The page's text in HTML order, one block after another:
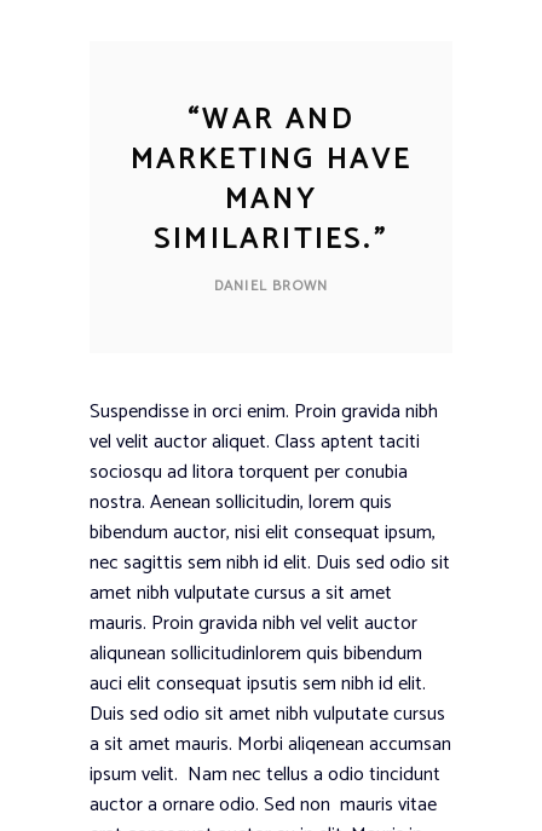
“WAR AND
MARKETING HAVE
MANY
SIMILARITIES.”
DANIEL BROWN
Suspendisse in orci enim. Proin gravida nibh
vel velit auctor aliquet. Class aptent taciti
sociosqu ad litora torquent per conubia
nostra. Aenean sollicitudin, lorem quis
bibendum auctor, nisi elit consequat ipsum,
nec sagittis sem nibh id elit. Duis sed odio sit
amet nibh vulputate cursus a sit amet
mauris. Proin gravida nibh vel velit auctor
aliqunean sollicitudinlorem quis bibendum
auci elit consequat ipsutis sem nibh id elit.
Duis sed odio sit amet nibh vulputate cursus
a sit amet mauris. Morbi aliqenean accumsan
ipsum velit. Nam nec tellus a odio tincidunt
auctor a ornare odio. Sed non mauris vitae